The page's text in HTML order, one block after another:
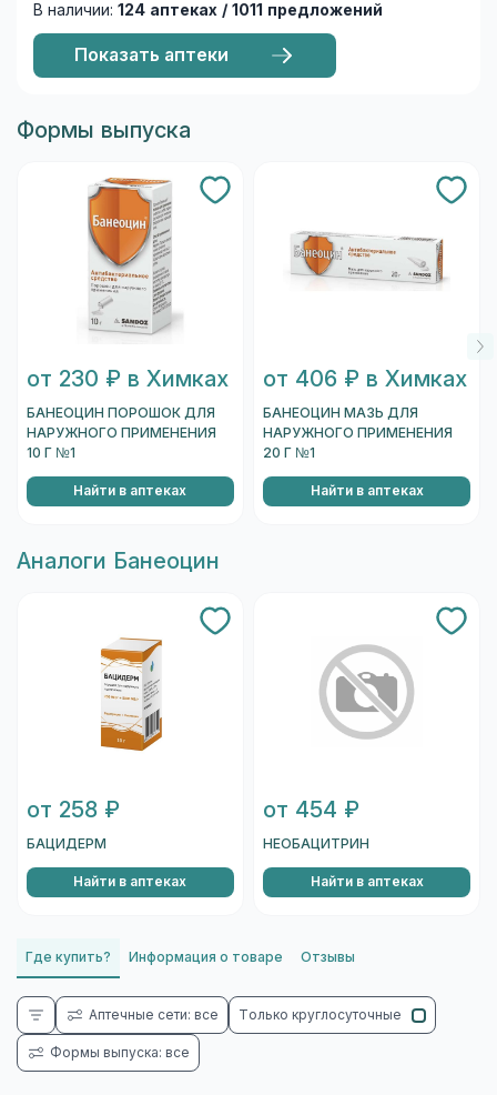
В наличии: 124 аптеках / 1011 предложений
Показать аптеки
Формы выпуска
от 230 ₽ в Химках
БАНЕОЦИН ПОРОШОК ДЛЯ
НАРУЖНОГО ПРИМЕНЕНИЯ
10 Г №1
Найти в аптеках
от 406 ₽ в Химках
БАНЕОЦИН МАЗЬ ДЛЯ
НАРУЖНОГО ПРИМЕНЕНИЯ
20 Г №1
Найти в аптеках
Aналоги Банеоцин
от 258 ₽
БАЦИДЕРМ
Найти в аптеках
от 454 ₽
НЕОБАЦИТРИН
Найти в аптеках
Где купить? Информация о товаре Отзывы
Аптечные сети: все Только круглосуточные
Формы выпуска: все